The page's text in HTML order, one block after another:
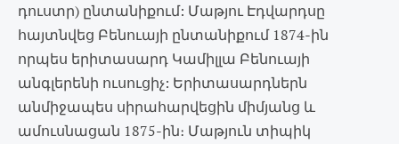
դուստր) ընտանիքում: Մաթյու Էդվարդսը
հայտնվեց Բենուայի ընտանիքում 1874-ին
որպես երիտասարդ Կամիլլա Բենուայի
անգլերենի ուսուցիչ: Երիտասարդներն
անմիջապես սիրահարվեցին միմյանց և
ամուսնացան 1875-ին։ Մաթյուն տիպիկ